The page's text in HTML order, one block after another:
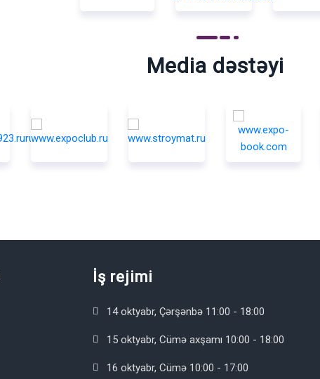
Media dəstəyi
İş rejimi
14 oktyabr, Çərşənbə 11:00 - 18:00
15 oktyabr, Cümə axşamı 10:00 - 18:00
16 oktyabr, Cümə 10:00 - 17:00